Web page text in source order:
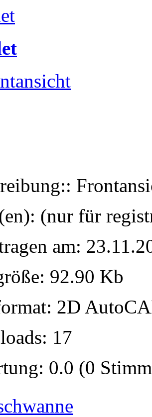
(nur für
am:
92.90 Kb
2D
17
0.0 (0